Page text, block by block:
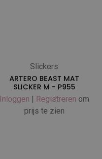
Slickers
ARTERO BEAST MAT
SLICKER M - P955
Inloggen | Registreren om
prijs te zien